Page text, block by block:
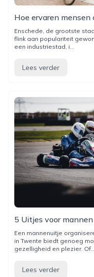
Hoe ervaren
Enschede, de grootste
flink aan populariteit
een industriestad, i...
Lees verder
5 Uitjes voor
Een mannenuitje
in Twente biedt genoeg
gezelligheid en plezier.
Lees verder